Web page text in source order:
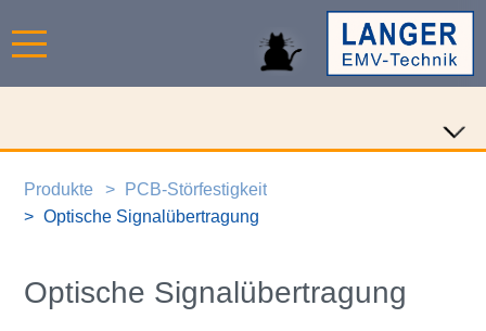
Produkte
PCB-Störfestigkeit
Optische Signalübertragung
Optische Signalübertragung